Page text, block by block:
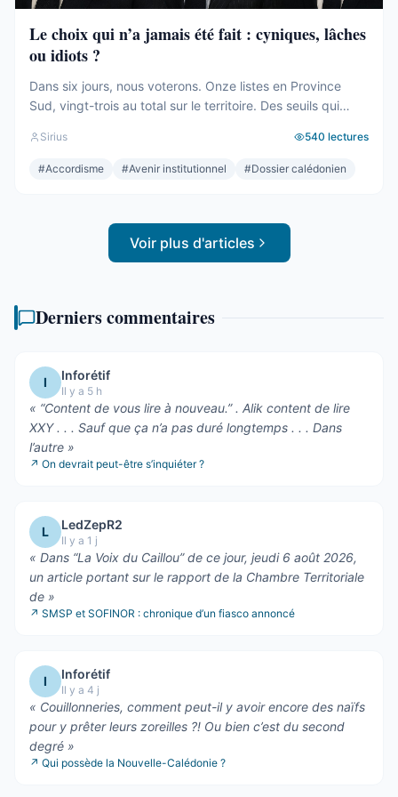
Le choix qui n’a jamais été fait : cyniques, lâches
ou idiots ?
Dans six jours, nous voterons. Onze listes en Province
Sud, vingt-trois au total sur le territoire. Des seuils qui
le soir même, dans les couloirs, loin des électeurs. Tout
cela compte. Tout cela a été décrit ici, semaine après
Sirius 540 lectures
#Accordisme #Avenir institutionnel #Dossier calédonien
Voir plus d'articles
Derniers commentaires
I Inforétif
Il y a 5 h
« “Content de vous lire à nouveau.” . Alik content de lire
XXY . . . Sauf que ça n’a pas duré longtemps . . . Dans
l’autre »
↗ On devrait peut-être s’inquiéter ?
L LedZepR2
Il y a 1 j
« Dans “La Voix du Caillou” de ce jour, jeudi 6 août 2026,
un article portant sur le rapport de la Chambre Territoriale
de »
↗ SMSP et SOFINOR : chronique d’un fiasco annoncé
I Inforétif
Il y a 4 j
« Couillonneries, comment peut-il y avoir encore des naïfs
pour y prêter leurs zoreilles ?! Ou bien c’est du second
degré »
↗ Qui possède la Nouvelle-Calédonie ?